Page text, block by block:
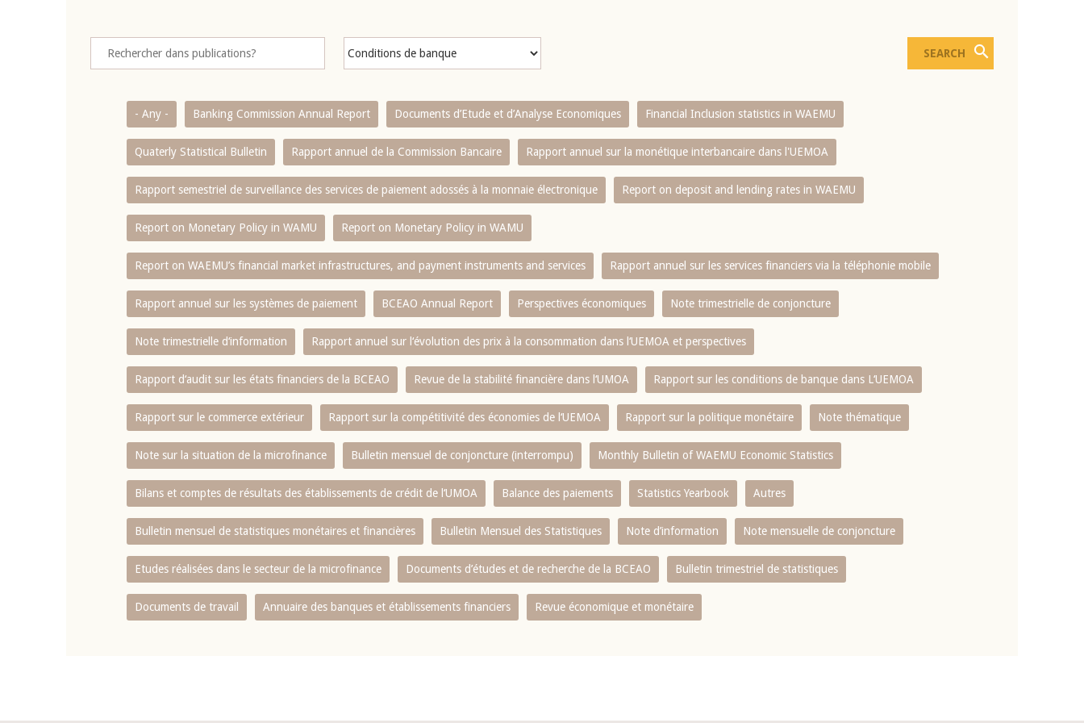
- Any - Banking Commission Annual Report Documents d’Etude et d’Analyse Economiques Financial Inclusion statistics in WAEMU
Quaterly Statistical Bulletin Rapport annuel de la Commission Bancaire Rapport annuel sur la monétique interbancaire dans l'UEMOA
Rapport semestriel de surveillance des services de paiement adossés à la monnaie électronique Report on deposit and lending rates in WAEMU
Report on Monetary Policy in WAMU Report on Monetary Policy in WAMU
Report on WAEMU’s financial market infrastructures, and payment instruments and services Rapport annuel sur les services financiers via la téléphonie mobile
Rapport annuel sur les systèmes de paiement BCEAO Annual Report Perspectives économiques Note trimestrielle de conjoncture
Note trimestrielle d‘information Rapport annuel sur l‘évolution des prix à la consommation dans l‘UEMOA et perspectives
Rapport d‘audit sur les états financiers de la BCEAO Revue de la stabilité financière dans l‘UMOA Rapport sur les conditions de banque dans L‘UEMOA
Rapport sur le commerce extérieur Rapport sur la compétitivité des économies de l‘UEMOA Rapport sur la politique monétaire Note thématique
Note sur la situation de la microfinance Bulletin mensuel de conjoncture (interrompu) Monthly Bulletin of WAEMU Economic Statistics
Bilans et comptes de résultats des établissements de crédit de l‘UMOA Balance des paiements Statistics Yearbook Autres
Bulletin mensuel de statistiques monétaires et financières Bulletin Mensuel des Statistiques Note d’information Note mensuelle de conjoncture
Etudes réalisées dans le secteur de la microfinance Documents d’études et de recherche de la BCEAO Bulletin trimestriel de statistiques
Documents de travail Annuaire des banques et établissements financiers Revue économique et monétaire